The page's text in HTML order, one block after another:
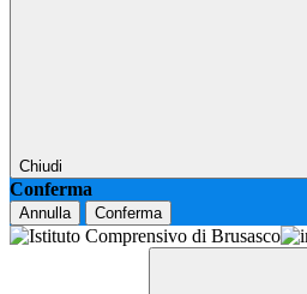
Chiudi
Conferma
Annulla Conferma